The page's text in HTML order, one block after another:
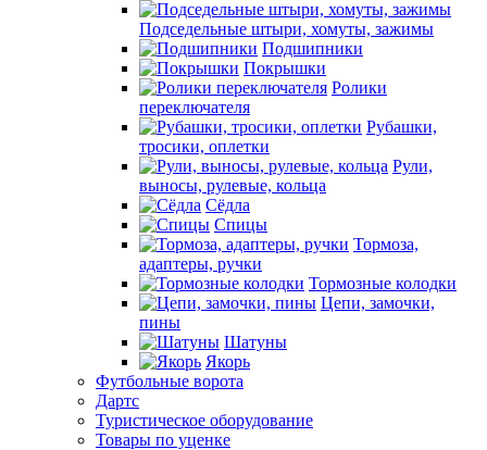
Подседельные штыри, хомуты, зажимы
Подшипники
Покрышки
Ролики
переключателя
Рубашки,
тросики, оплетки
Рули,
выносы, рулевые, кольца
Сёдла
Спицы
Тормоза,
адаптеры, ручки
Тормозные колодки
Цепи, замочки,
пины
Шатуны
Якорь
Футбольные ворота
Дартс
Туристическое оборудование
Товары по уценке